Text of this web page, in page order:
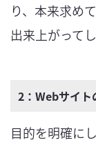
り、本来求め
出来上がって
2：Webサイト
目的を明確に